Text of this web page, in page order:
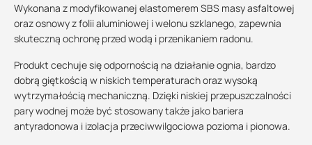
Wykonana z modyfikowanej elastomerem SBS masy asfaltowej
oraz osnowy z folii aluminiowej i welonu szklanego, zapewnia
skuteczną ochronę przed wodą i przenikaniem radonu.
Produkt cechuje się odpornością na działanie ognia, bardzo
dobrą giętkością w niskich temperaturach oraz wysoką
wytrzymałością mechaniczną. Dzięki niskiej przepuszczalności
pary wodnej może być stosowany także jako bariera
antyradonowa i izolacja przeciwwilgociowa pozioma i pionowa.